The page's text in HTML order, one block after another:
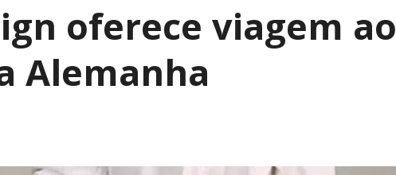
oferece viagem ao
Alemanha